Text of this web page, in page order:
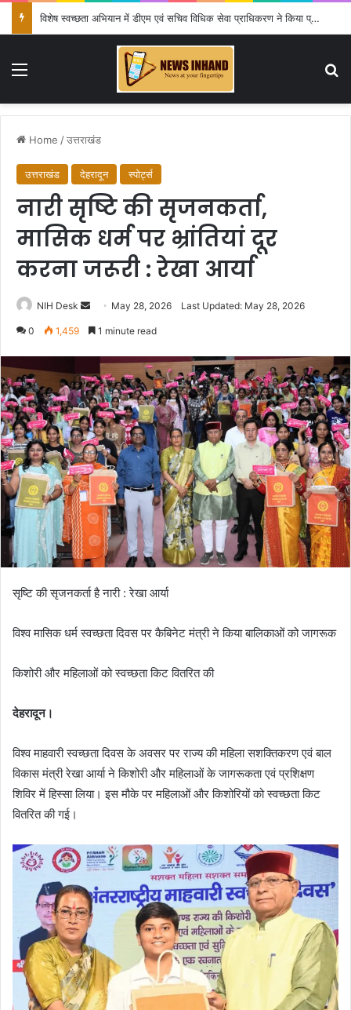
विशेष स्वच्छता अभियान में डीएम एवं सचिव विधिक सेवा प्राधिकरण ने किया प्रतिभाग, 100 से अधिक लोग बने इस अभियान का हिस्सा
Menu
Home /उत्तराखंड
उत्तराखंड देहरादून स्पोर्ट्स
नारी सृष्टि की सृजनकर्ता,
मासिक धर्म पर भ्रांतियां दूर
करना जरूरी : रेखा आर्या
NIH Desk
Send
an
May 28, 2026 Last Updated: May 28, 2026
0 1,459 1 minute read
सृष्टि की सृजनकर्ता है नारी : रेखा आर्या
विश्व मासिक धर्म स्वच्छता दिवस पर कैबिनेट मंत्री ने किया बालिकाओं को जागरूक
किशोरी और महिलाओं को स्वच्छता किट वितरित की
देहरादून।
विश्व माहवारी स्वच्छता दिवस के अवसर पर राज्य की महिला सशक्तिकरण एवं बाल
विकास मंत्री रेखा आर्या ने किशोरी और महिलाओं के जागरूकता एवं प्रशिक्षण
शिविर में हिस्सा लिया। इस मौके पर महिलाओं और किशोरियों को स्वच्छता किट
वितरित की गई।